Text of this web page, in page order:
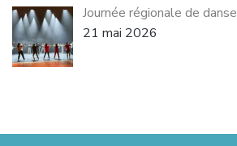
Journée régionale de danse
21 mai 2026